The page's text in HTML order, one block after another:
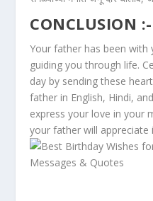
CONCLUSION :-
Your father has been with
guiding you through life.
day by sending these
father in English, Hindi,
express your love in your
your father will appreciate